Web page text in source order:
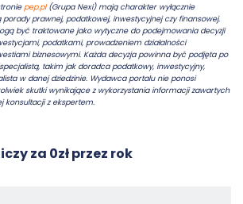
pep.pl(Grupa Nexi) mają charakter wyłącznie
prawnej, podatkowej, inwestycyjnej czy finansowej.
być traktowane jako wytyczne do podejmowania decyzji
podatkami, prowadzeniem działalności
biznesowymi. Każda decyzja powinna być podjęta po
takim jak doradca podatkowy, inwestycyjny,
w danej dziedzinie. Wydawca portalu nie ponosi
skutki wynikające z wykorzystania informacji zawartych
konsultacji z ekspertem.
za 0zł przez rok